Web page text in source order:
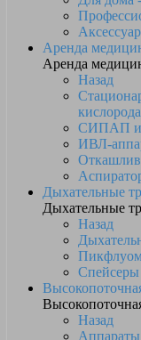
Аренда
Аренда
Назад
кислорода
СИПАП и
ИВЛ-
Дыхательные
Дыхательные
Назад
Спейсеры
Назад
Аппараты